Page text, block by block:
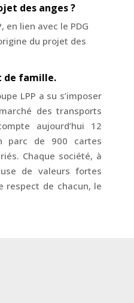
des anges ?
en lien avec le PDG
du projet des
de famille.
LPP a su s’imposer
des transports
aujourd’hui 12
parc de 900 cartes
Chaque société, à
de valeurs fortes
respect de chacun, le